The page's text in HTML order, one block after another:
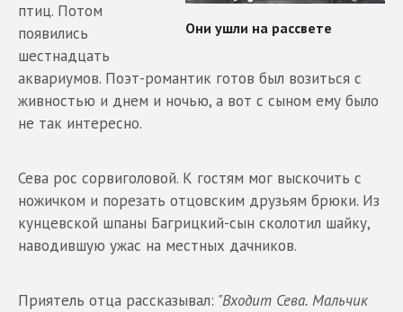
птиц. Потом
появились
шестнадцать
аквариумов. Поэт-романтик готов был возиться с
живностью и днем и ночью, а вот с сыном ему было
не так интересно.
Сева рос сорвиголовой. К гостям мог выскочить с
ножичком и порезать отцовским друзьям брюки. Из
кунцевской шпаны Багрицкий-сын сколотил шайку,
наводившую ужас на местных дачников.
Приятель отца рассказывал: "Входит Сева. Мальчик